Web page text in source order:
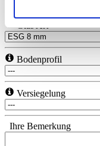
Ihre Einwilligung
Zukunft widerrufen.
unter "Cookies"
den Widerruf der
Verarbeitung nicht
Impressum
Glas Art
Bodenprofil
Versiegelung
Ihre Bemerkung